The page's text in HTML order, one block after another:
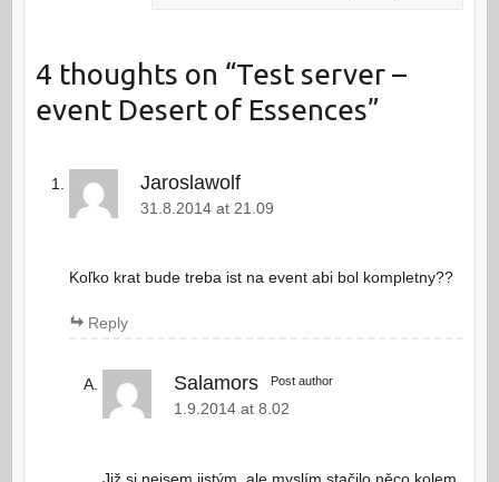
4 thoughts on “Test server –
event Desert of Essences”
Jaroslawolf
31.8.2014 at 21.09
Koľko krat bude treba ist na event abi bol kompletny??
Reply
Salamors Post author
1.9.2014 at 8.02
Již si nejsem jistým, ale myslím stačilo něco kolem